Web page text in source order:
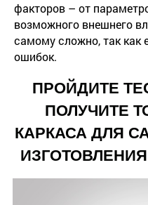
факторов – от
возможного внешнего
самому сложно, так как
ошибок.
ПРОЙДИТЕ
ПОЛУЧИТЕ
КАРКАСА ДЛЯ